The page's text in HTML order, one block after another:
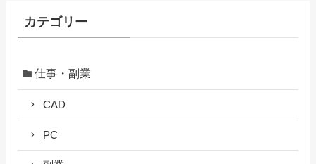
カテゴリー
仕事・副業
CAD
PC